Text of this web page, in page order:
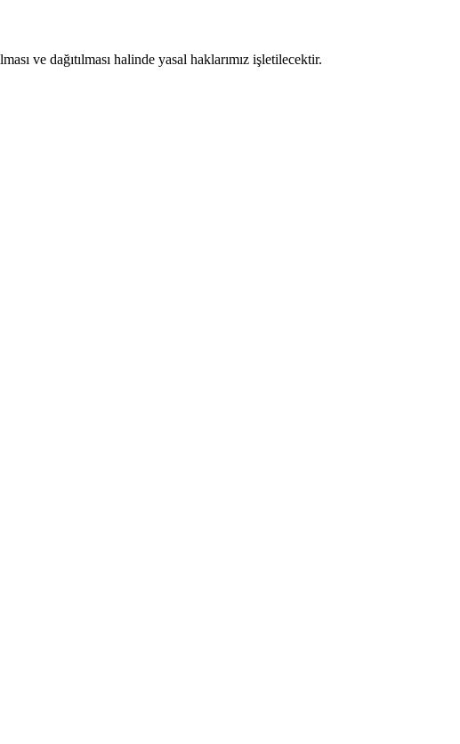
ve dağıtılması halinde yasal haklarımız işletilecektir.